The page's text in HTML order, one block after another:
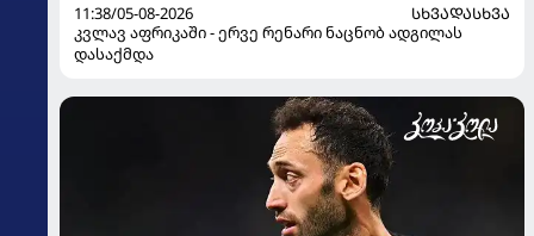
11:38/05-08-2026
ᲡᲮᲕᲐᲓᲐᲡᲮᲕᲐ
კვლავ აფრიკაში - ერვე რენარი ნაცნობ ადგილას
დასაქმდა